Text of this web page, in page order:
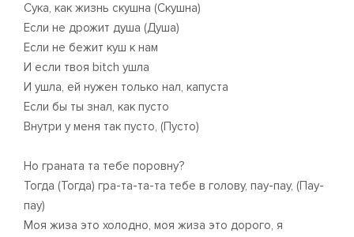
Сука, как жизнь скушна (Скушна)
Если не дрожит душа (Душа)
Если не бежит куш к нам
И если твоя bitch ушла
И ушла, ей нужен только нал, капуста
Если бы ты знал, как пусто
Внутри у меня так пусто, (Пусто)
Но граната та тебе поровну?
Тогда (Тогда) гра-та-та-та тебе в голову, пау-пау, (Пау-
пау)
Моя жиза это холодно, моя жиза это дорого, я